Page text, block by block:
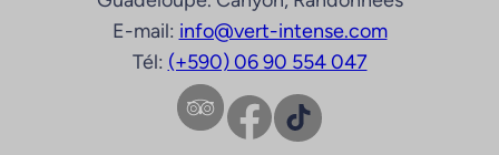
E-mail: info@vert-intense.com
Tél: (+590) 06 90 554 047
Facebook TikTok